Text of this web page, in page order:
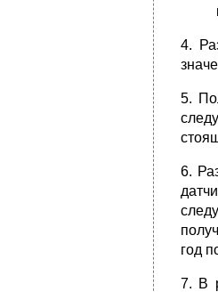
4.
5.
6.
год
7. В